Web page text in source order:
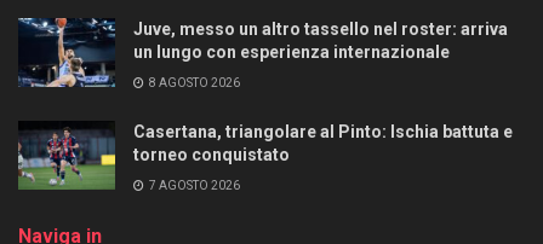
Juve, messo un altro tassello nel roster: arriva
un lungo con esperienza internazionale
8 AGOSTO 2026
Casertana, triangolare al Pinto: Ischia battuta e
torneo conquistato
7 AGOSTO 2026
Naviga in